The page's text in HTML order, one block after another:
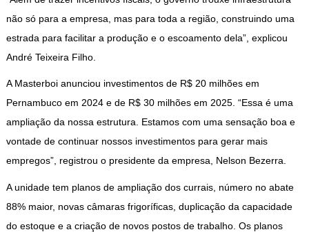
não só para a empresa, mas para toda a região, construindo uma
estrada para facilitar a produção e o escoamento dela”, explicou
André Teixeira Filho.
A Masterboi anunciou investimentos de R$ 20 milhões em
Pernambuco em 2024 e de R$ 30 milhões em 2025. “Essa é uma
ampliação da nossa estrutura. Estamos com uma sensação boa e
vontade de continuar nossos investimentos para gerar mais
empregos”, registrou o presidente da empresa, Nelson Bezerra.
A unidade tem planos de ampliação dos currais, número no abate
88% maior, novas câmaras frigoríficas, duplicação da capacidade
do estoque e a criação de novos postos de trabalho. Os planos